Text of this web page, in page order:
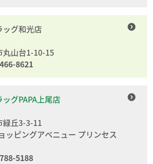
ッグ和光店
丸山台1-10-15
8621
グPAPA上尾店
緑丘3-3-11
ッピングアベニュー プリンセス
5188